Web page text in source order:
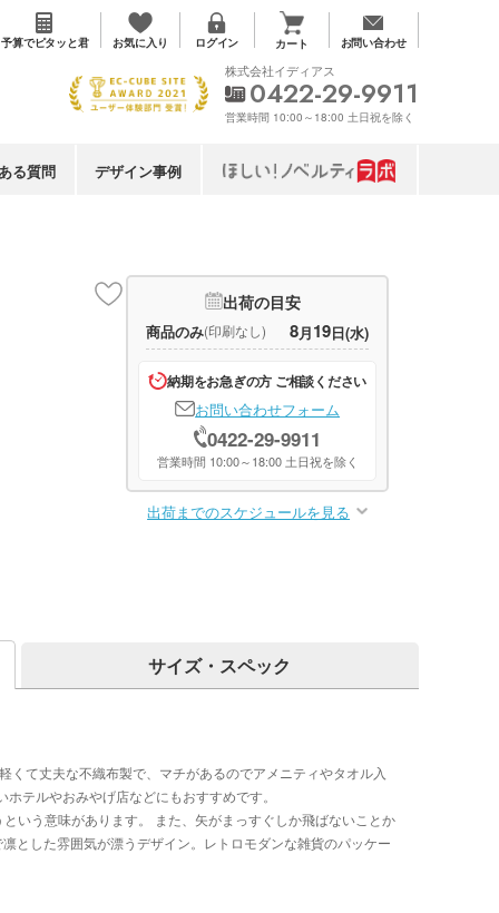
予算でピタッと君 お気に入り ログイン カート お問い合わせ
る質問 デザイン事例
株式会社イディアス
0422-29-9911
営業時間 10:00～18:00 土日祝を除く
出荷の目安
商品のみ(印刷なし) 8月19日(水)
納期をお急ぎの方 ご相談ください
お問い合わせフォーム
0422-29-9911
営業時間 10:00～18:00 土日祝を除く
出荷までのスケジュールを見る
サイズ・スペック
て丈夫な不織布製で、マチがあるのでアメニティやタオル入
テルやおみやげ店などにもおすすめです。
いう意味があります。 また、矢がまっすぐしか飛ばないことか
とした雰囲気が漂うデザイン。レトロモダンな雑貨のパッケー